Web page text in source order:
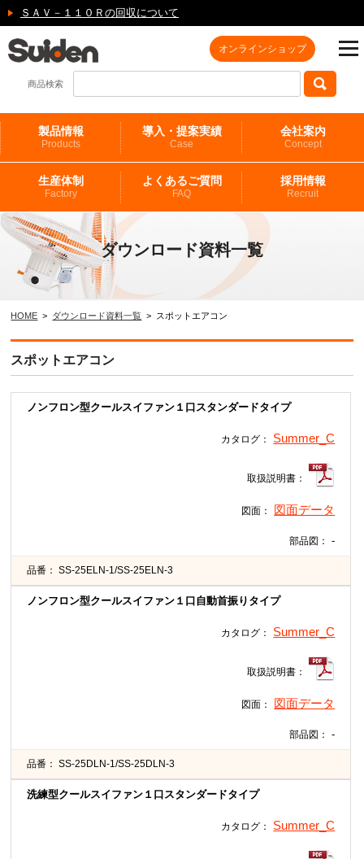
ＳＡＶ－１１０Ｒの回収について
オンラインショップ
商品検索
製品情報
Products
導入・提案実績
Case
会社案内
Concept
生産体制
Factory
よくあるご質問
FAQ
採用情報
Recruit
ダウンロード資料一覧
HOME > ダウンロード資料一覧 > スポットエアコン
スポットエアコン
ノンフロン型クールスイファン１口スタンダードタイプ
カタログ： Summer_C
取扱説明書：
図面： 図面データ
部品図： -
品番： SS-25ELN-1/SS-25ELN-3
ノンフロン型クールスイファン１口自動首振りタイプ
カタログ： Summer_C
取扱説明書：
図面： 図面データ
部品図： -
品番： SS-25DLN-1/SS-25DLN-3
洗練型クールスイファン１口スタンダードタイプ
カタログ： Summer_C